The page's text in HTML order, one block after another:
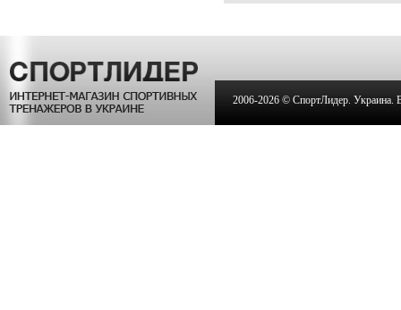
2006-2026 © СпортЛидер. Украина.